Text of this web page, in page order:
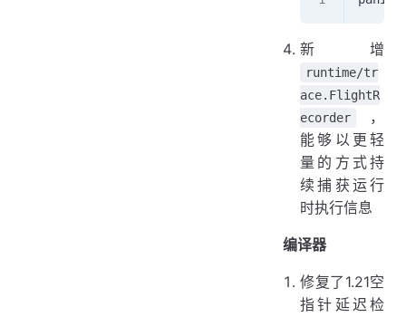
新增
runtime/tr
ace.FlightR
ecorder
，
能够以更轻
量的方式持
续捕获运行
时执行信息
编译器
修复了1.21空
指针延迟检